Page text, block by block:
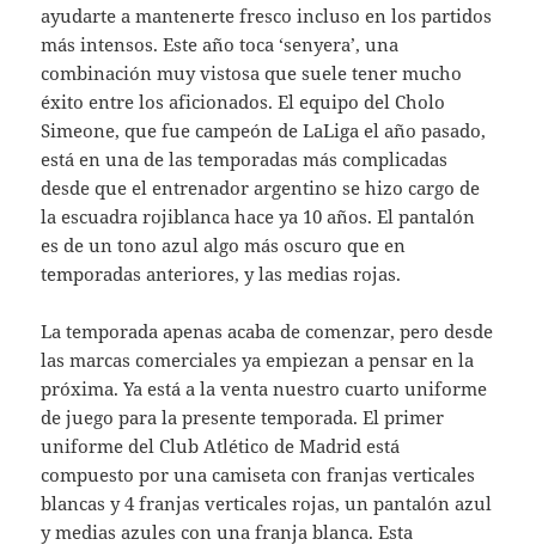
ayudarte a mantenerte fresco incluso en los partidos
más intensos. Este año toca ‘senyera’, una
combinación muy vistosa que suele tener mucho
éxito entre los aficionados. El equipo del Cholo
Simeone, que fue campeón de LaLiga el año pasado,
está en una de las temporadas más complicadas
desde que el entrenador argentino se hizo cargo de
la escuadra rojiblanca hace ya 10 años. El pantalón
es de un tono azul algo más oscuro que en
temporadas anteriores, y las medias rojas.
La temporada apenas acaba de comenzar, pero desde
las marcas comerciales ya empiezan a pensar en la
próxima. Ya está a la venta nuestro cuarto uniforme
de juego para la presente temporada. El primer
uniforme del Club Atlético de Madrid está
compuesto por una camiseta con franjas verticales
blancas y 4 franjas verticales rojas, un pantalón azul
y medias azules con una franja blanca. Esta